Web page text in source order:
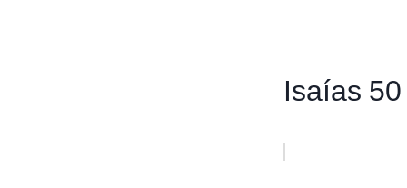
Isaías 50